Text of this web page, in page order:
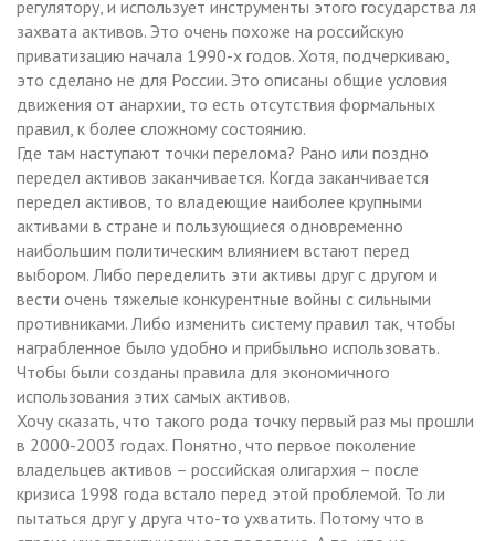
регулятору, и использует инструменты этого государства ля
захвата активов. Это очень похоже на российскую
приватизацию начала 1990-х годов. Хотя, подчеркиваю,
это сделано не для России. Это описаны общие условия
движения от анархии, то есть отсутствия формальных
правил, к более сложному состоянию.
Где там наступают точки перелома? Рано или поздно
передел активов заканчивается. Когда заканчивается
передел активов, то владеющие наиболее крупными
активами в стране и пользующиеся одновременно
наибольшим политическим влиянием встают перед
выбором. Либо переделить эти активы друг с другом и
вести очень тяжелые конкурентные войны с сильными
противниками. Либо изменить систему правил так, чтобы
награбленное было удобно и прибыльно использовать.
Чтобы были созданы правила для экономичного
использования этих самых активов.
Хочу сказать, что такого рода точку первый раз мы прошли
в 2000-2003 годах. Понятно, что первое поколение
владельцев активов – российская олигархия – после
кризиса 1998 года встало перед этой проблемой. То ли
пытаться друг у друга что-то ухватить. Потому что в